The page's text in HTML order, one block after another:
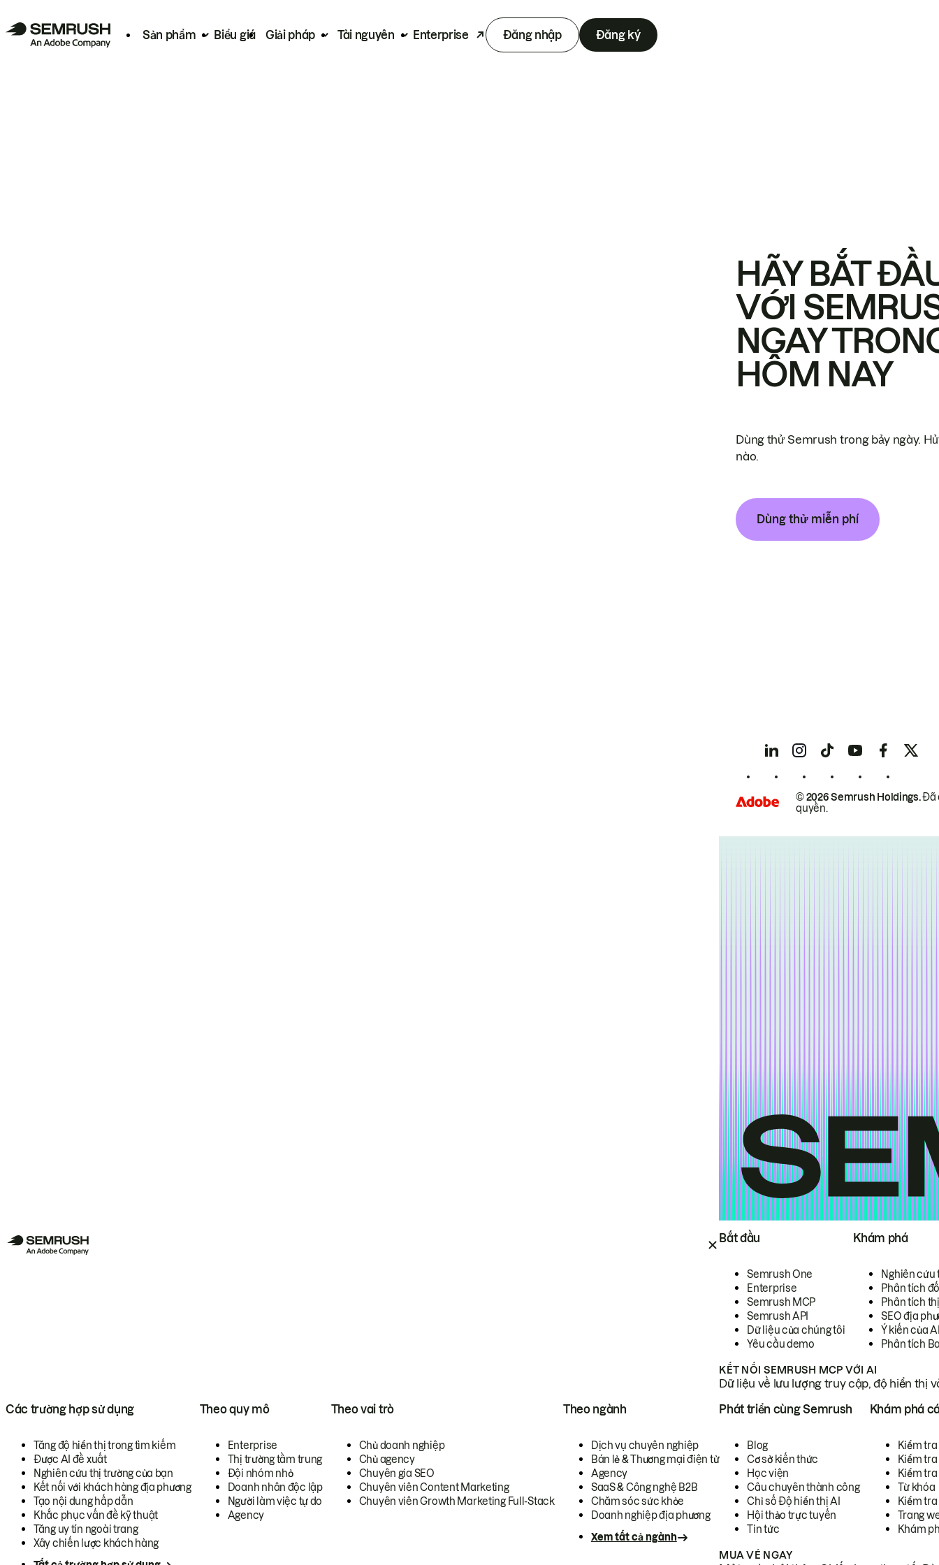
Sản phẩm Biểu giá Giải pháp Tài nguyên Enterprise Đăng nhập Đăng ký
Bắt đầu
Semrush One
Enterprise
Semrush MCP
Semrush API
Dữ liệu của chúng tôi
Yêu cầu demo
Khám phá
Nghiên cứu
Phân tích
Phân tích
SEO địa
Ý kiến của
Phân tích
KẾT NỐI SEMRUSH MCP VỚI AI
Dữ liệu về lưu lượng truy cập, độ hiển thị
Các trường hợp sử dụng
Tăng độ hiển thị trong tìm kiếm
Được AI đề xuất
Nghiên cứu thị trường của bạn
Kết nối với khách hàng địa phương
Tạo nội dung hấp dẫn
Khắc phục vấn đề kỹ thuật
Tăng uy tín ngoài trang
Xây chiến lược khách hàng
Theo quy mô
Enterprise
Thị trường tầm trung
Đội nhóm nhỏ
Doanh nhân độc lập
Người làm việc tự do
Agency
Theo vai trò
Chủ doanh nghiệp
Chủ agency
Chuyên gia SEO
Chuyên viên Content Marketing
Chuyên viên Growth Marketing Full-Stack
Theo ngành
Dịch vụ chuyên nghiệp
Bán lẻ & Thương mại điện tử
Agency
SaaS & Công nghệ B2B
Chăm sóc sức khỏe
Doanh nghiệp địa phương
Xem tất cả ngành
Phát triển cùng Semrush
Blog
Cơ sở kiến thức
Học viện
Câu chuyên thành công
Chỉ số Độ hiển thị AI
Hội thảo trực tuyến
Tin tức
Khám phá
Kiểm
Kiểm tra
Kiểm
Từ khóa
Kiểm
Trang
Khám
MUA VÉ NGAY
HÃY BẮT
VỚI
NGAY
HÔM NAY
Dùng thử Semrush trong bảy ngày.
nào.
Dùng thử miễn phí
© 2026 Semrush Holdings.Đã
quyền.